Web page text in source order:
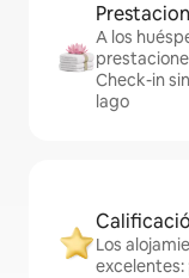
A los
Check-in
lago
Los
excelentes: